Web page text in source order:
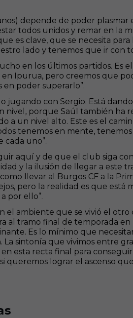
depende de poder plasmar
todos unidos y remar en la
es clave, que se necesita
lado y tenemos que ir con
en los últimos partidos. Es
Ipurua, pero creemos que
en poder superarlo”.
jugando con Sergio. Está
nivel, porque Saúl también ha
a un nivel alto. Este es el
tenemos en mente,
cada uno”.
aquí y de que el club siga
y la ilusión de llegar a este
llevar al Burgos CF a la
pero la realidad es que está
por ello”.
el ambiente que se vivió el
al tramo final de temporada en
Es lo mínimo que
La sintonía que vivimos entre
esta recta final para
queremos lograr el ascenso